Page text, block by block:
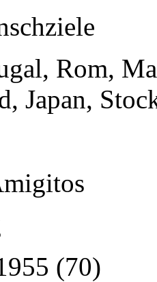
Rom,
Japan,
(70)